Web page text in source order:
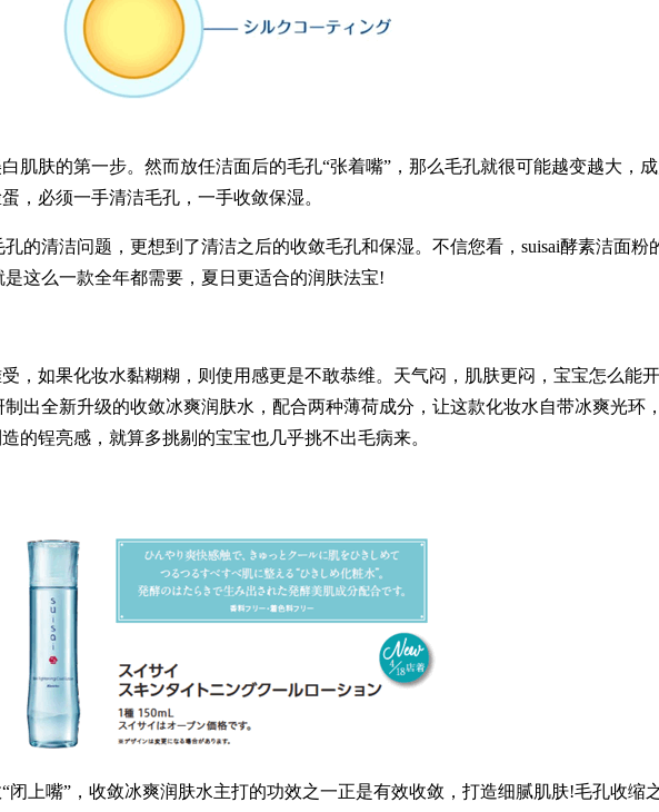
肤的第一步。然而放任洁面后的毛孔“张着嘴”，那么毛孔就很可能越变越大，
，必须一手清洁毛孔，一手收敛保湿。
清洁问题，更想到了清洁之后的收敛毛孔和保湿。不信您看，suisai酵素洁面粉
这么一款全年都需要，夏日更适合的润肤法宝!
如果化妆水黏糊糊，则使用感更是不敢恭维。天气闷，肌肤更闷，宝宝怎么能
出全新升级的收敛冰爽润肤水，配合两种薄荷成分，让这款化妆水自带冰爽光环
的锃亮感，就算多挑剔的宝宝也几乎挑不出毛病来。
上嘴”，收敛冰爽润肤水主打的功效之一正是有效收敛，打造细腻肌肤!毛孔收缩